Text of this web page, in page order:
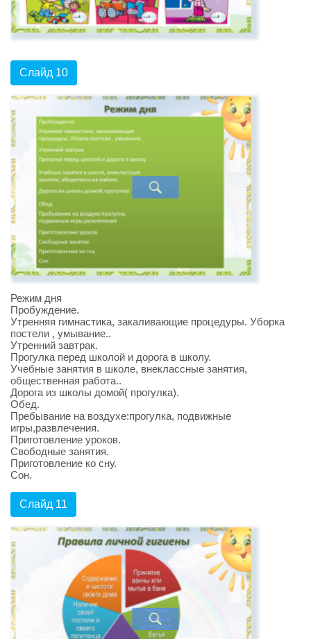
Слайд 10
Режим дня
Пробуждение.
Утренняя гимнастика, закаливающие процедуры. Уборка
постели , умывание..
Утренний завтрак.
Прогулка перед школой и дорога в школу.
Учебные занятия в школе, внеклассные занятия,
общественная работа..
Дорога из школы домой( прогулка).
Обед.
Пребывание на воздухе:прогулка, подвижные
игры,развлечения.
Приготовление уроков.
Свободные занятия.
Приготовление ко сну.
Сон.
Слайд 11